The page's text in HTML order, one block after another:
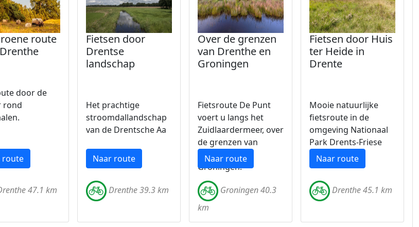
route
door de
rond
route
47.1 km
Fietsen door
Drentse
landschap
Het prachtige
stroomdallandschap
van de Drentsche Aa
Naar route
Drenthe 39.3 km
Over de grenzen
van Drenthe en
Groningen
Fietsroute De Punt
voert u langs het
Zuidlaardermeer, over
de grenzen van
Drenthe en
Groningen.
Naar route
Groningen 40.3
km
Fietsen door Huis
ter Heide in
Drente
Mooie natuurlijke
fietsroute in de
omgeving Nationaal
Park Drents-Friese
Wold.
Naar route
Drenthe 45.1 km